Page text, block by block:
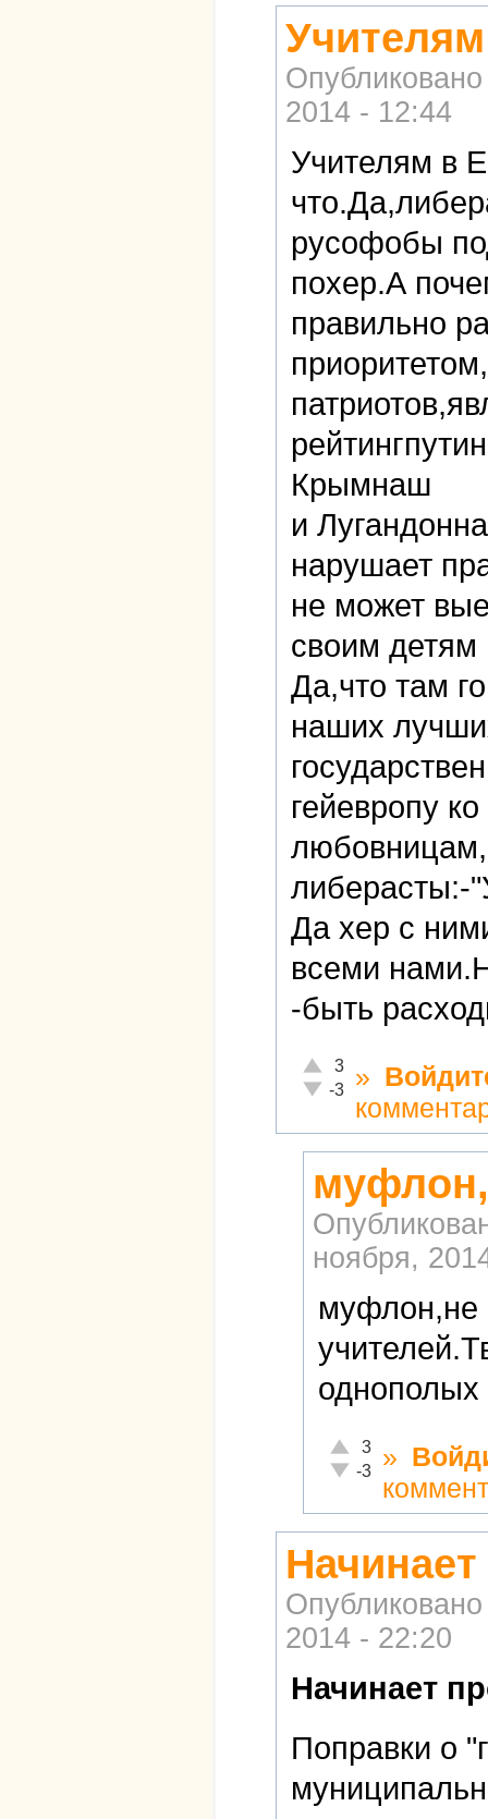
2014 - 12:44
Учителям в
русофобы
похер.А
правильно
Крымнаш
и
нарушает
не может
своим детям
Да,что там
наших
гейевропу
либерасты:-
Да хер с
всеми
-быть
Отлично!
3
Неадекватно!
-3 »
ноября,
муфлон,не
однополых
Отлично!
3
Неадекватно!
-3 »
2014 - 22:20
Начинает
Поправки о